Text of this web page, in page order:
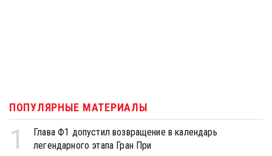
ПОПУЛЯРНЫЕ МАТЕРИАЛЫ
1
Глава Ф1 допустил возвращение в календарь
легендарного этапа Гран При